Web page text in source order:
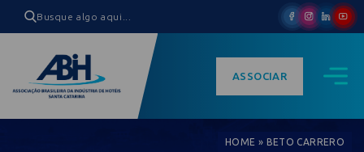
ASSOCIAR
HOME » BETO CARRERO